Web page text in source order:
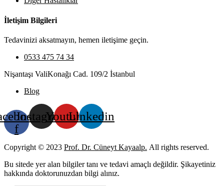
İletişim Bilgileri
Tedavinizi aksatmayın, hemen iletişime geçin.
0533 475 74 34
Nişantaşı ValiKonağı Cad. 109/2 İstanbul
Blog
f
InstagramYoutubeLinkedin
Copyright © 2023 Prof. Dr. Cüneyt Kayaalp. All rights reserved.
Bu sitede yer alan bilgiler tanı ve tedavi amaçlı değildir. Şikayetiniz
hakkında doktorunuzdan bilgi alınız.